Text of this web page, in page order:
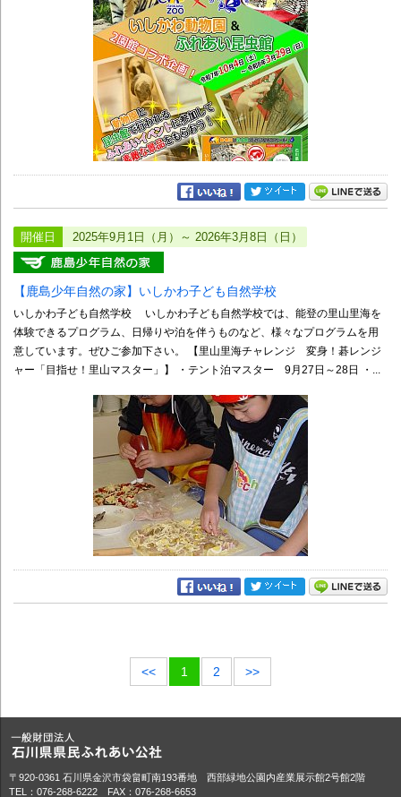
開催日 2025年9月1日（月）～ 2026年3月8日（日）
【鹿島少年自然の家】いしかわ子ども自然学校
いしかわ子ども自然学校 いしかわ子ども自然学校では、能登の里山里海を
体験できるプログラム、日帰りや泊を伴うものなど、様々なプログラムを用
意しています。ぜひご参加下さい。 【里山里海チャレンジ 変身！碁レンジ
ャー「目指せ！里山マスター」】 ・テント泊マスター 9月27日～28日 ・...
<< 1 2 >>
〒920-0361 石川県金沢市袋畠町南193番地 西部緑地公園内産業展示館2号館2階
TEL：076-268-6222 FAX：076-268-6653